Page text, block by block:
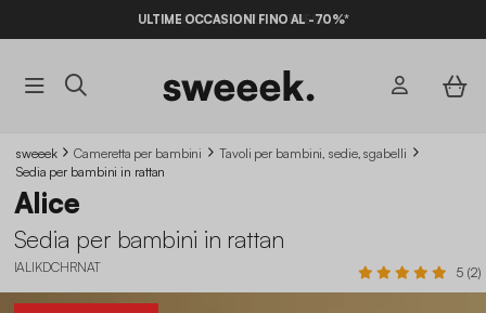
ULTIME OCCASIONI FINO AL -70%*
sweeek Cameretta per bambini
Tavoli per bambini, sedie, sgabelli
Sedia per bambini in rattan
Alice
Sedia per bambini in rattan
IALIKDCHRNAT 5 (2)